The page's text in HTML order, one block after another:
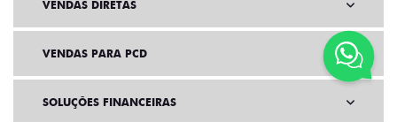
VENDAS DIRETAS
VENDAS PARA PCD
SOLUÇÕES FINANCEIRAS